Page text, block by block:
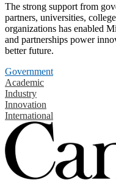
The strong support from
partners, universities,
organizations has enabled
and partnerships power
better future.
Government
Academic
Industry
Innovation
International